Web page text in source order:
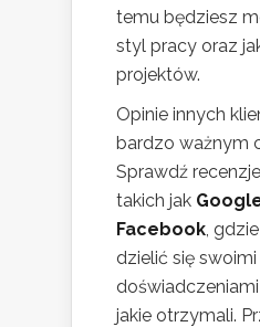
temu będziesz
styl pracy oraz
projektów.
Opinie innych
bardzo ważnym
Sprawdź
takich jak
Facebook ,
dzielić się swoimi
doświadczeniami
jakie otrzymali.